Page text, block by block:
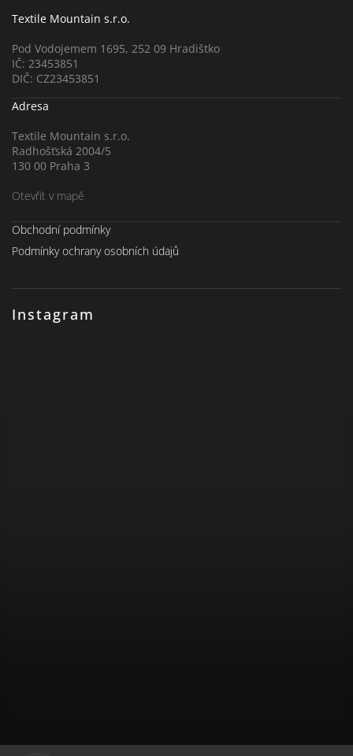
Textile Mountain s.r.o.
Pod Vodojemem 1695, 252 09 Hradištko
IČ: 23453851
DIČ: CZ23453851
Adresa
Textile Mountain s.r.o.
Radhošťská 2004/5
130 00 Praha 3
Otevřít v mapě
Instagram
Obchodní podmínky
Podmínky ochrany osobních údajů